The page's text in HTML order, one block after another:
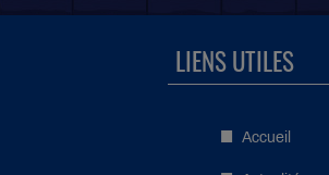
LIENS UTILES
Accueil